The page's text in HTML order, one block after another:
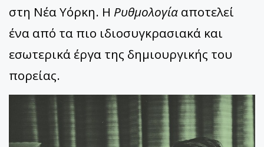
στη Νέα Υόρκη. Η Ρυθμολογία αποτελεί
ένα από τα πιο ιδιοσυγκρασιακά και
εσωτερικά έργα της δημιουργικής του
πορείας.